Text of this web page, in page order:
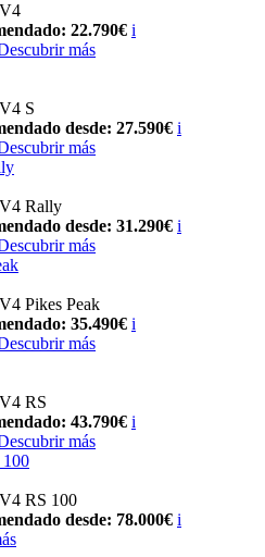
22.790€ i
más
S
desde: 27.590€ i
más
Rally
desde: 31.290€ i
más
Pikes Peak
35.490€ i
más
RS
43.790€ i
más
RS 100
desde: 78.000€ i